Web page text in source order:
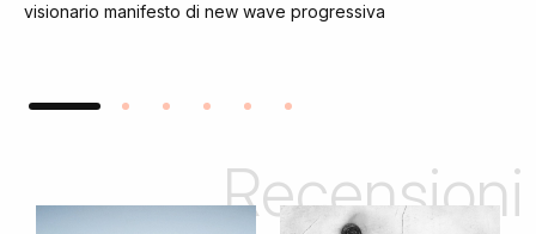
visionario manifesto di new wave progressiva
Recensioni